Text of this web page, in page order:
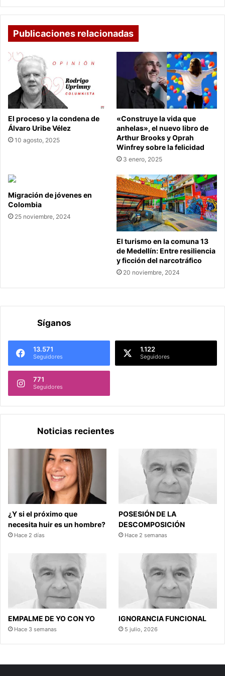
Publicaciones relacionadas
El proceso y la condena de
Álvaro Uribe Vélez
10 agosto, 2025
«Construye la vida que
anhelas», el nuevo libro de
Arthur Brooks y Oprah
Winfrey sobre la felicidad
3 enero, 2025
Migración de jóvenes en
Colombia
25 noviembre, 2024
El turismo en la comuna 13
de Medellín: Entre resiliencia
y ficción del narcotráfico
20 noviembre, 2024
Síganos
13.571
Seguidores
1.122
Seguidores
771
Seguidores
Noticias recientes
¿Y si el próximo que
necesita huir es un hombre?
Hace 2 días
POSESIÓN DE LA
DESCOMPOSICIÓN
Hace 2 semanas
EMPALME DE YO CON YO
Hace 3 semanas
IGNORANCIA FUNCIONAL
5 julio, 2026